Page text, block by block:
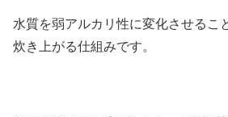
水質を弱アルカリ性に変化させるこ
炊き上がる仕組みです。